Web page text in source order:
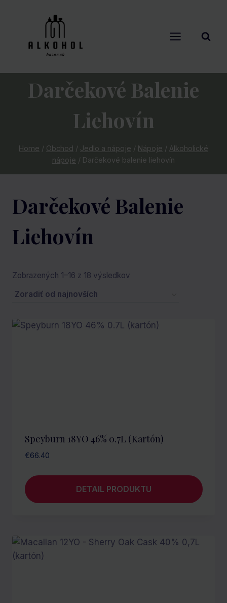
Darčekové Balenie
Liehovín
Home / Obchod / Jedlo a nápoje / Nápoje / Alkoholické
nápoje / Darčekové balenie liehovín
Darčekové Balenie
Liehovín
Zobrazených 1–16 z 18 výsledkov
Speyburn 18YO 46% 0.7L (kartón)
€66.40
DETAIL PRODUKTU